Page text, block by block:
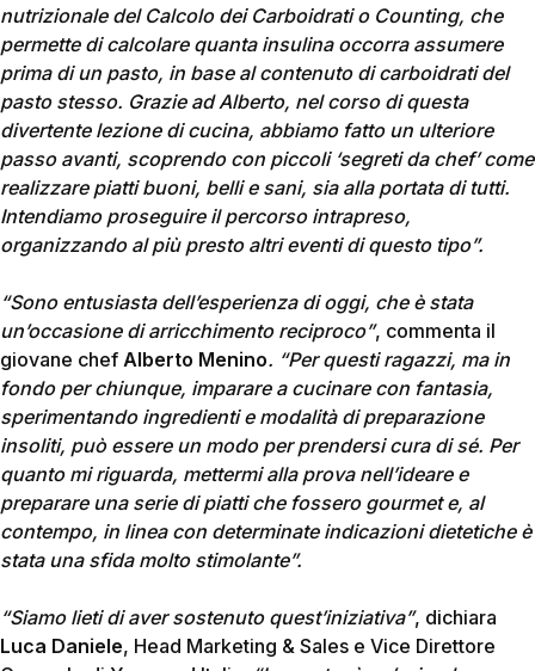
nutrizionale del Calcolo dei Carboidrati o Counting, che
permette di calcolare quanta insulina occorra assumere
prima di un pasto, in base al contenuto di carboidrati del
pasto stesso. Grazie ad Alberto, nel corso di questa
divertente lezione di cucina, abbiamo fatto un ulteriore
passo avanti, scoprendo con piccoli ‘segreti da chef’ come
realizzare piatti buoni, belli e sani, sia alla portata di tutti.
Intendiamo proseguire il percorso intrapreso,
organizzando al più presto altri eventi di questo tipo”.
“Sono entusiasta dell’esperienza di oggi, che è stata
un’occasione di arricchimento reciproco”, commenta il
giovane chef Alberto Menino. “Per questi ragazzi, ma in
fondo per chiunque, imparare a cucinare con fantasia,
sperimentando ingredienti e modalità di preparazione
insoliti, può essere un modo per prendersi cura di sé. Per
quanto mi riguarda, mettermi alla prova nell’ideare e
preparare una serie di piatti che fossero gourmet e, al
contempo, in linea con determinate indicazioni dietetiche è
stata una sfida molto stimolante”.
“Siamo lieti di aver sostenuto quest’iniziativa”, dichiara
Luca Daniele, Head Marketing & Sales e Vice Direttore